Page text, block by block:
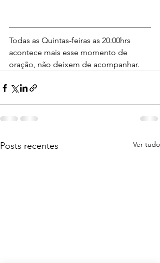
Todas as Quintas-feiras as 20:00hrs
acontece mais esse momento de
oração, não deixem de acompanhar.
Posts recentes Ver tudo